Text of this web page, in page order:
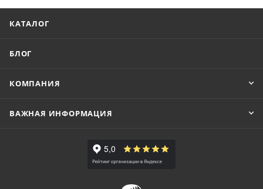
КАТАЛОГ
БЛОГ
КОМПАНИЯ
ВАЖНАЯ ИНФОРМАЦИЯ